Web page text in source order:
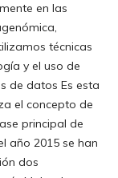
en las
técnicas
y el uso de
de datos Es esta
el concepto de
principal de
año 2015 se han
dos